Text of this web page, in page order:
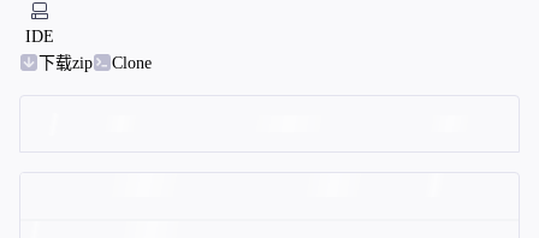
IDE
下载zip
Clone